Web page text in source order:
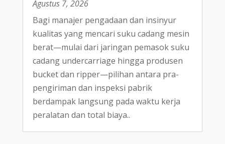
Agustus 7, 2026
Bagi manajer pengadaan dan insinyur
kualitas yang mencari suku cadang mesin
berat—mulai dari jaringan pemasok suku
cadang undercarriage hingga produsen
bucket dan ripper—pilihan antara pra-
pengiriman dan inspeksi pabrik
berdampak langsung pada waktu kerja
peralatan dan total biaya..